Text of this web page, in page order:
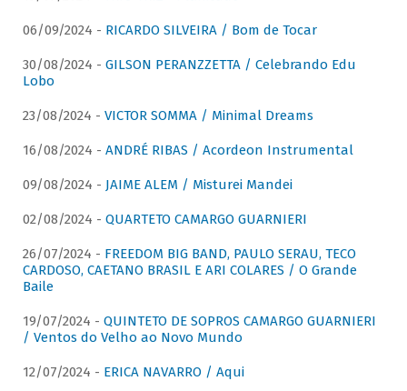
06/09/2024 - RICARDO SILVEIRA / Bom de Tocar
30/08/2024 - GILSON PERANZZETTA / Celebrando Edu
Lobo
23/08/2024 - VICTOR SOMMA / Minimal Dreams
16/08/2024 - ANDRÉ RIBAS / Acordeon Instrumental
09/08/2024 - JAIME ALEM / Misturei Mandei
02/08/2024 - QUARTETO CAMARGO GUARNIERI
26/07/2024 - FREEDOM BIG BAND, PAULO SERAU, TECO
CARDOSO, CAETANO BRASIL E ARI COLARES / O Grande
Baile
19/07/2024 - QUINTETO DE SOPROS CAMARGO GUARNIERI
/ Ventos do Velho ao Novo Mundo
12/07/2024 - ERICA NAVARRO / Aqui